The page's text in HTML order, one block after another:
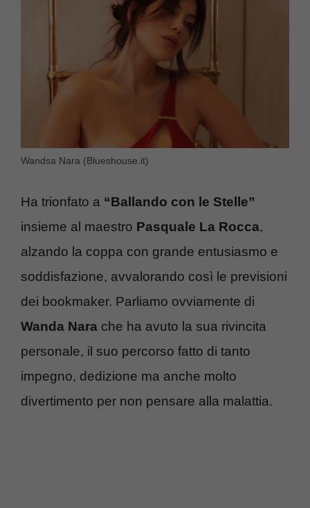
Wandsa Nara (Blueshouse.it)
Ha trionfato a “Ballando con le Stelle”
insieme al maestro Pasquale La Rocca,
alzando la coppa con grande entusiasmo e
soddisfazione, avvalorando così le previsioni
dei bookmaker. Parliamo ovviamente di
Wanda Nara che ha avuto la sua rivincita
personale, il suo percorso fatto di tanto
impegno, dedizione ma anche molto
divertimento per non pensare alla malattia.